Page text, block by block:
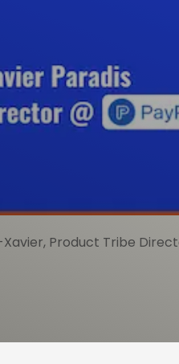
humaines et a du
le JetLang,
Management, du
Product Tribe